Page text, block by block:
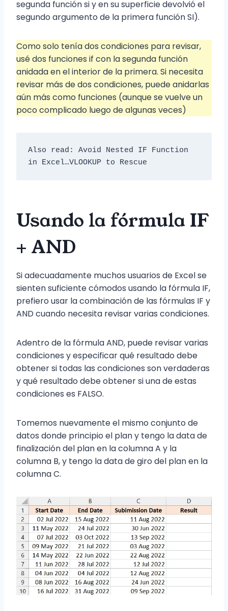
segunda función si y en su superficie devolvió el
segundo argumento de la primera función SI).
Como solo tenía dos condiciones para revisar,
usé dos funciones if con la segunda función
anidada en el interior de la primera. Si necesita
revisar más de dos condiciones, puede anidarlas
aún más como funciones (aunque se vuelve un
poco complicado luego de algunas veces)
Also read: Avoid Nested IF Function
in Excel…VLOOKUP to Rescue
Usando la fórmula IF
+ AND
Si adecuadamente muchos usuarios de Excel se
sienten suficiente cómodos usando la fórmula IF,
prefiero usar la combinación de las fórmulas IF y
AND cuando necesita revisar varias condiciones.
Adentro de la fórmula AND, puede revisar varias
condiciones y especificar qué resultado debe
obtener si todas las condiciones son verdaderas
y qué resultado debe obtener si una de estas
condiciones es FALSO.
Tomemos nuevamente el mismo conjunto de
datos donde principio el plan y tengo la data de
finalización del plan en la columna A y la
columna B, y tengo la data de giro del plan en la
columna C.